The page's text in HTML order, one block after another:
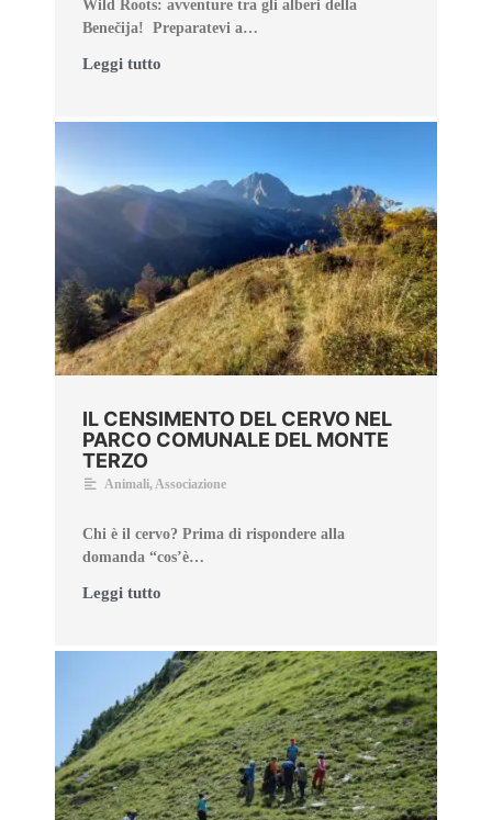
Wild Roots: avventure tra gli alberi della
Benečija! Preparatevi a…
Leggi tutto
IL CENSIMENTO DEL CERVO NEL
PARCO COMUNALE DEL MONTE
TERZO
Animali,Associazione
Chi è il cervo? Prima di rispondere alla
domanda “cos’è…
Leggi tutto